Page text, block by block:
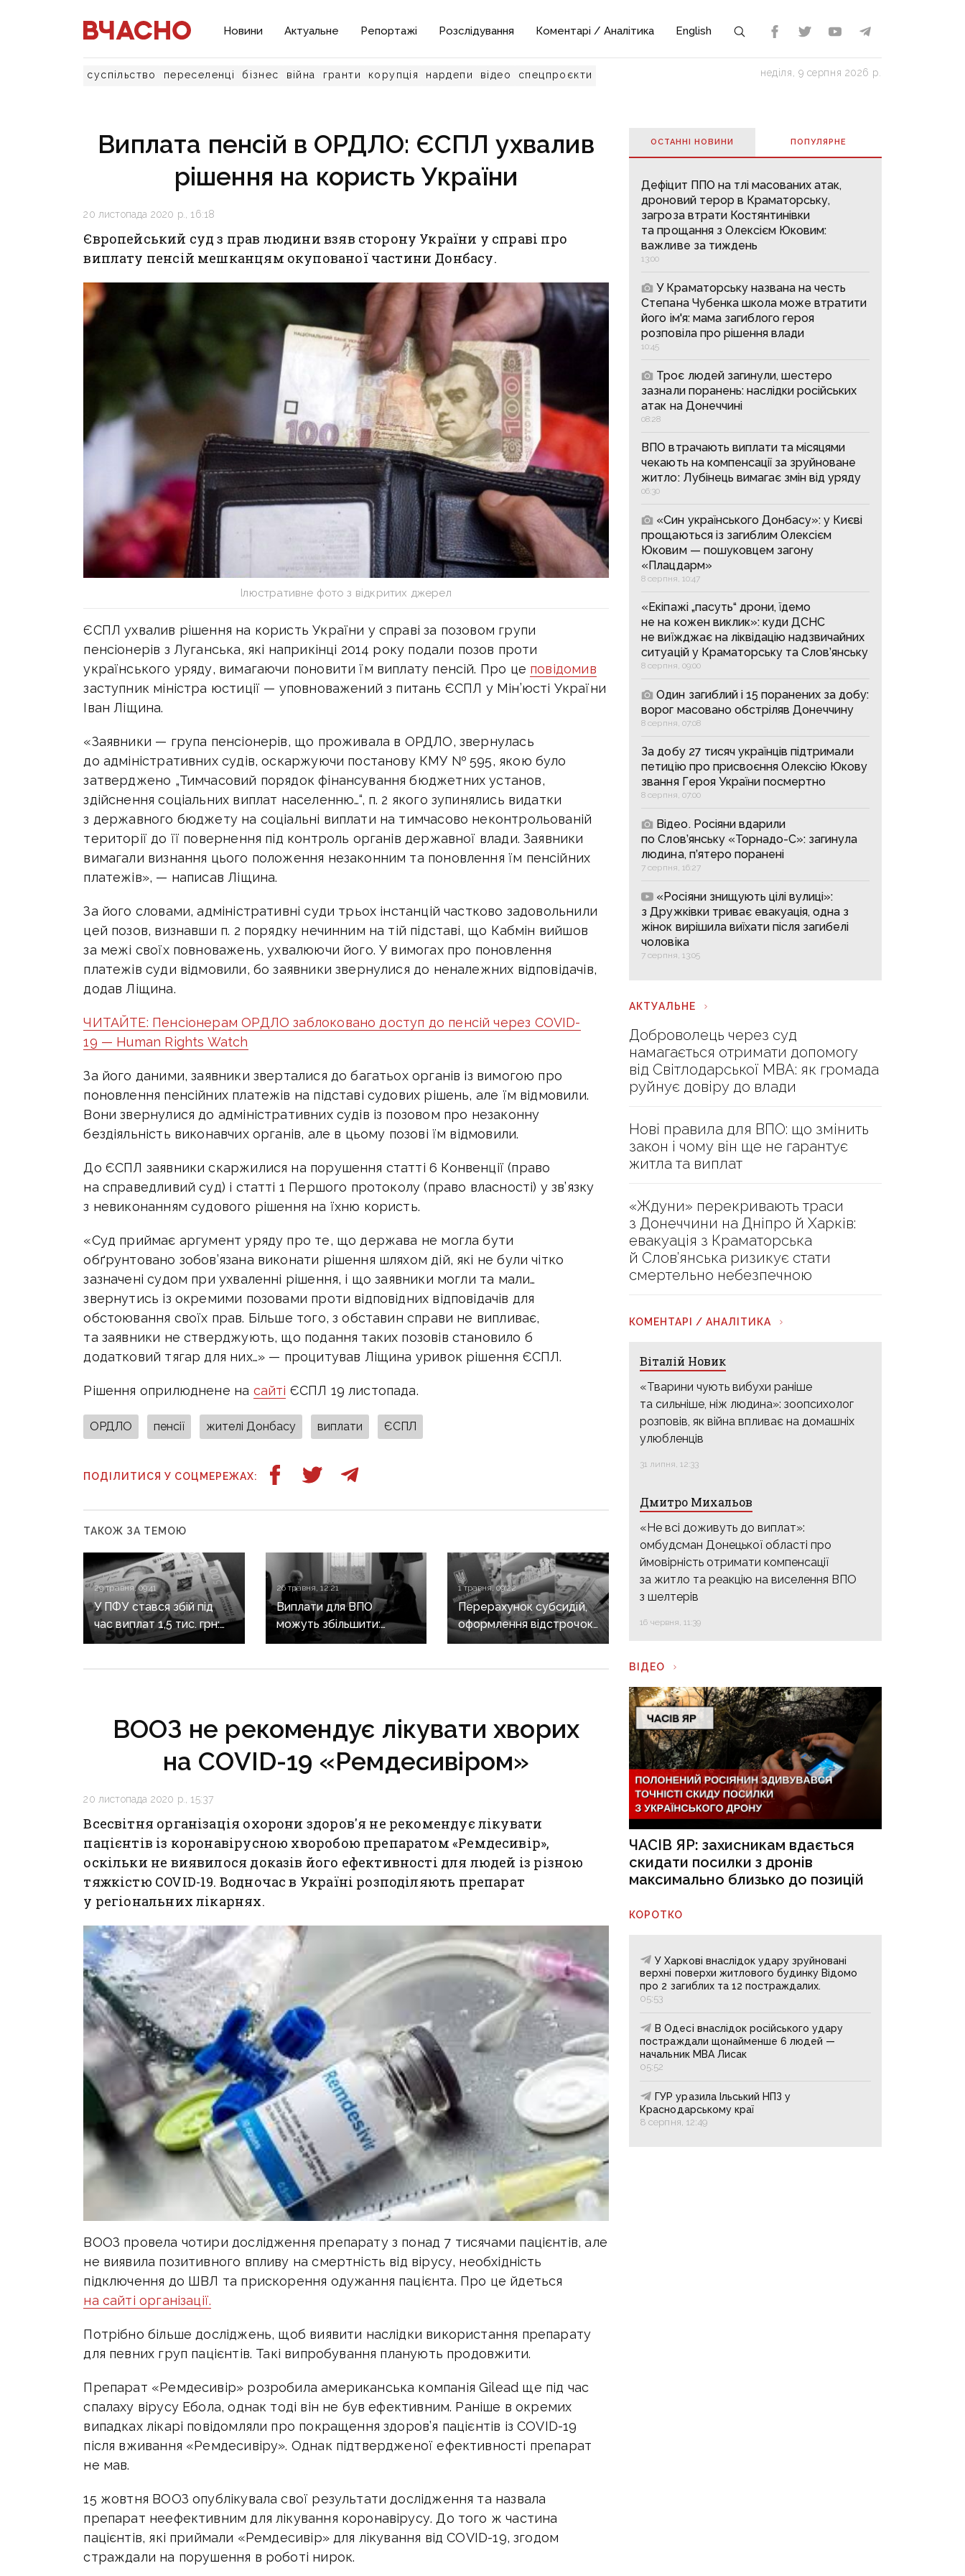
Новини Актуальне Репортажі Розслідування Коментарі / Аналітика English
суспільство переселенці бізнес війна гранти корупція нардепи відео спецпроєкти неділя, 9 серпня 2026 р.
Виплата пенсій в ОРДЛО: ЄСПЛ ухвалив
рішення на користь України
20 листопада 2020 р., 16:18
Європейський суд з прав людини взяв сторону України у справі про
виплату пенсій мешканцям окупованої частини Донбасу.
Ілюстративне фото з відкритих джерел
ЄСПЛ ухвалив рішення на користь України у справі за позовом групи
пенсіонерів з Луганська, які наприкінці 2014 року подали позов проти
українського уряду, вимагаючи поновити їм виплату пенсій. Про це повідомив
заступник міністра юстиції — уповноважений з питань ЄСПЛ у Мін’юсті України
Іван Ліщина.
«Заявники — група пенсіонерів, що проживала в ОРДЛО, звернулась
до адміністративних судів, оскаржуючи постанову КМУ № 595, якою було
затверджено „Тимчасовий порядок фінансування бюджетних установ,
здійснення соціальних виплат населенню…“, п. 2 якого зупинялись видатки
з державного бюджету на соціальні виплати на тимчасово неконтрольованій
території до її повернення під контроль органів державної влади. Заявники
вимагали визнання цього положення незаконним та поновлення їм пенсійних
платежів», — написав Ліщина.
За його словами, адміністративні суди трьох інстанцій частково задовольнили
цей позов, визнавши п. 2 порядку нечинним на тій підставі, що Кабмін вийшов
за межі своїх повноважень, ухвалюючи його. У вимогах про поновлення
платежів суди відмовили, бо заявники звернулися до неналежних відповідачів,
додав Ліщина.
ЧИТАЙТЕ: Пенсіонерам ОРДЛО заблоковано доступ до пенсій через COVID-
19 — Human Rights Watch
За його даними, заявники зверталися до багатьох органів із вимогою про
поновлення пенсійних платежів на підставі судових рішень, але їм відмовили.
Вони звернулися до адміністративних судів із позовом про незаконну
бездіяльність виконавчих органів, але в цьому позові їм відмовили.
До ЄСПЛ заявники скаржилися на порушення статті 6 Конвенції (право
на справедливий суд) і статті 1 Першого протоколу (право власності) у зв’язку
з невиконанням судового рішення на їхню користь.
«Суд приймає аргумент уряду про те, що держава не могла бути
обґрунтовано зобов’язана виконати рішення шляхом дій, які не були чітко
зазначені судом при ухваленні рішення, і що заявники могли та мали…
звернутись із окремими позовами проти відповідних відповідачів для
обстоювання своїх прав. Більше того, з обставин справи не випливає,
та заявники не стверджують, що подання таких позовів становило б
додатковий тягар для них…» — процитував Ліщина уривок рішення ЄСПЛ.
Рішення оприлюднене на сайті ЄСПЛ 19 листопада.
ОРДЛО пенсії жителі Донбасу виплати ЄСПЛ
ПОДІЛИТИСЯ У СОЦМЕРЕЖАХ:
ТАКОЖ ЗА ТЕМОЮ
29 травня, 09:41
У ПФУ стався збій під
час виплат 1,5 тис. грн:
українців просять
26 травня, 12:21
Виплати для ВПО
можуть збільшити:
ініційовано індексацію
1 травня, 09:22
Перерахунок субсидій,
оформлення відстрочок
й оновлення
ВООЗ не рекомендує лікувати хворих
на COVID-19 «Ремдесивіром»
20 листопада 2020 р., 15:37
Всесвітня організація охорони здоров'я не рекомендує лікувати
пацієнтів із коронавірусною хворобою препаратом «Ремдесивір»,
оскільки не виявилося доказів його ефективності для людей із різною
тяжкістю COVID-19. Водночас в Україні розподіляють препарат
у регіональних лікарнях.
ВООЗ провела чотири дослідження препарату з понад 7 тисячами пацієнтів, але
не виявила позитивного впливу на смертність від вірусу, необхідність
підключення до ШВЛ та прискорення одужання пацієнта. Про це йдеться
на сайті організації.
Потрібно більше досліджень, щоб виявити наслідки використання препарату
для певних груп пацієнтів. Такі випробування планують продовжити.
Препарат «Ремдесивір» розробила американська компанія Gilead ще під час
спалаху вірусу Ебола, однак тоді він не був ефективним. Раніше в окремих
випадках лікарі повідомляли про покращення здоров’я пацієнтів із COVID-19
після вживання «Ремдесивіру». Однак підтвердженої ефективності препарат
не мав.
15 жовтня ВООЗ опублікувала свої результати дослідження та назвала
препарат неефективним для лікування коронавірусу. До того ж частина
пацієнтів, які приймали «Ремдесивір» для лікування від COVID-19, згодом
страждали на порушення в роботі нирок.
ОСТАННІ НОВИНИ ПОПУЛЯРНE
Дефіцит ППО на тлі масованих атак,
дроновий терор в Краматорську,
загроза втрати Костянтинівки
та прощання з Олексієм Юковим:
важливе за тиждень
13:00
У Краматорську названа на честь
Степана Чубенка школа може втратити
його ім'я: мама загиблого героя
розповіла про рішення влади
10:45
Троє людей загинули, шестеро
зазнали поранень: наслідки російських
атак на Донеччині
08:28
ВПО втрачають виплати та місяцями
чекають на компенсації за зруйноване
житло: Лубінець вимагає змін від уряду
06:30
«Син українського Донбасу»: у Києві
прощаються із загиблим Олексієм
Юковим — пошуковцем загону
«Плацдарм»
8 серпня, 10:47
«Екіпажі „пасуть“ дрони, їдемо
не на кожен виклик»: куди ДСНС
не виїжджає на ліквідацію надзвичайних
ситуацій у Краматорську та Слов’янську
8 серпня, 09:00
Один загиблий і 15 поранених за добу:
ворог масовано обстріляв Донеччину
8 серпня, 07:08
За добу 27 тисяч українців підтримали
петицію про присвоєння Олексію Юкову
звання Героя України посмертно
8 серпня, 07:00
Відео. Росіяни вдарили
по Слов’янську «Торнадо-С»: загинула
людина, п’ятеро поранені
7 серпня, 16:27
«Росіяни знищують цілі вулиці»:
з Дружківки триває евакуація, одна з
жінок вирішила виїхати після загибелі
чоловіка
7 серпня, 13:05
АКТУАЛЬНЕ
Доброволець через суд
намагається отримати допомогу
від Світлодарської МВА: як громада
руйнує довіру до влади
Нові правила для ВПО: що змінить
закон і чому він ще не гарантує
житла та виплат
«Ждуни» перекривають траси
з Донеччини на Дніпро й Харків:
евакуація з Краматорська
й Слов’янська ризикує стати
смертельно небезпечною
КОМЕНТАРІ / АНАЛІТИКА
Віталій Новик
«Тварини чують вибухи раніше
та сильніше, ніж людина»: зоопсихолог
розповів, як війна впливає на домашніх
улюбленців
31 липня, 12:33
Дмитро Михальов
«Не всі доживуть до виплат»:
омбудсман Донецької області про
ймовірність отримати компенсації
за житло та реакцію на виселення ВПО
з шелтерів
16 червня, 11:39
ВІДЕО
ЧАСІВ ЯР: захисникам вдається
скидати посилки з дронів
максимально близько до позицій
КОРОТКО
У Харкові внаслідок удару зруйновані
верхні поверхи житлового будинку Відомо
про 2 загиблих та 12 постраждалих.
05:53
В Одесі внаслідок російського удару
постраждали щонайменше 6 людей —
начальник МВА Лисак
05:52
ГУР уразила Ільський НПЗ у
Краснодарському краї
8 серпня, 12:49